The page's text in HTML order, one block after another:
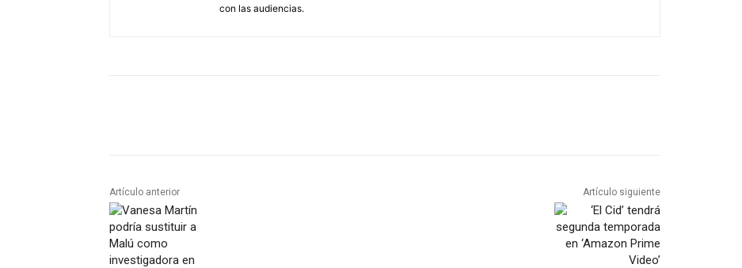
con las audiencias.
Artículo anterior Artículo siguiente